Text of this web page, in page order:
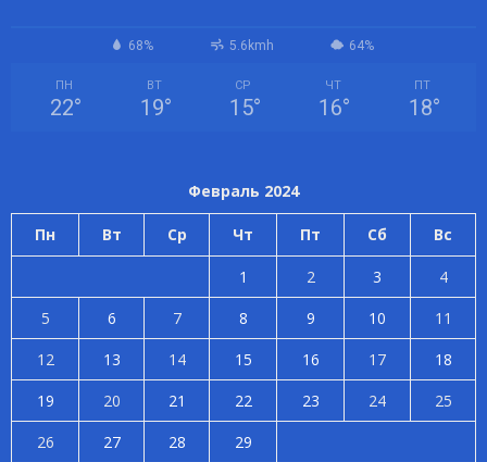
68% 5.6kmh 64%
ПН
22°
ВТ
19°
СР
15°
ЧТ
16°
ПТ
18°
Февраль 2024
Пн Вт Ср Чт Пт Сб Вс
1 2 3
4
5
6 7 8 9 10
11
12
13 14 15 16 17
18
19
20 21 22 23 24
25
26
27 28
29